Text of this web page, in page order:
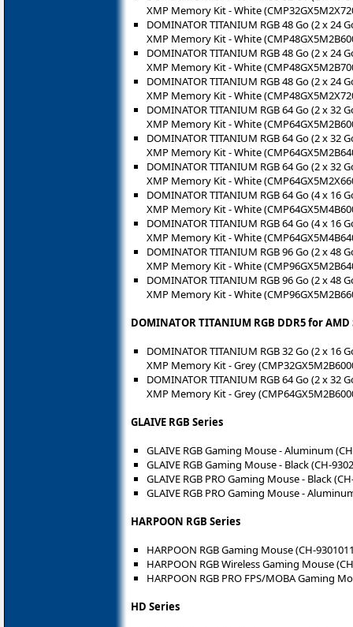
XMP Memory Kit - White
DOMINATOR TITANIUM RGB 48 Go (2 x 24
XMP Memory Kit - White
DOMINATOR TITANIUM RGB 48 Go (2 x 24
XMP Memory Kit - White
DOMINATOR TITANIUM RGB 48 Go (2 x 24
XMP Memory Kit - White
DOMINATOR TITANIUM RGB 64 Go (2 x 32
XMP Memory Kit - White
DOMINATOR TITANIUM RGB 64 Go (2 x 32
XMP Memory Kit - White
DOMINATOR TITANIUM RGB 64 Go (2 x 32
XMP Memory Kit - White
DOMINATOR TITANIUM RGB 64 Go (4 x 16
XMP Memory Kit - White
DOMINATOR TITANIUM RGB 64 Go (4 x 16
XMP Memory Kit - White
DOMINATOR TITANIUM RGB 96 Go (2 x 48
XMP Memory Kit - White
DOMINATOR TITANIUM RGB 96 Go (2 x 48
XMP Memory Kit - White
DOMINATOR TITANIUM RGB DDR5 for AMD
DOMINATOR TITANIUM RGB 32 Go (2 x 16
XMP Memory Kit - Grey
DOMINATOR TITANIUM RGB 64 Go (2 x 32
XMP Memory Kit - Grey
GLAIVE RGB Series
GLAIVE RGB Gaming Mouse - Aluminum
GLAIVE RGB Gaming Mouse - Black (CH-
GLAIVE RGB PRO Gaming Mouse - Black
GLAIVE RGB PRO Gaming Mouse -
HARPOON RGB Series
HARPOON RGB Gaming Mouse (CH-
HARPOON RGB Wireless Gaming Mouse
HARPOON RGB PRO FPS/MOBA Gaming
HD Series